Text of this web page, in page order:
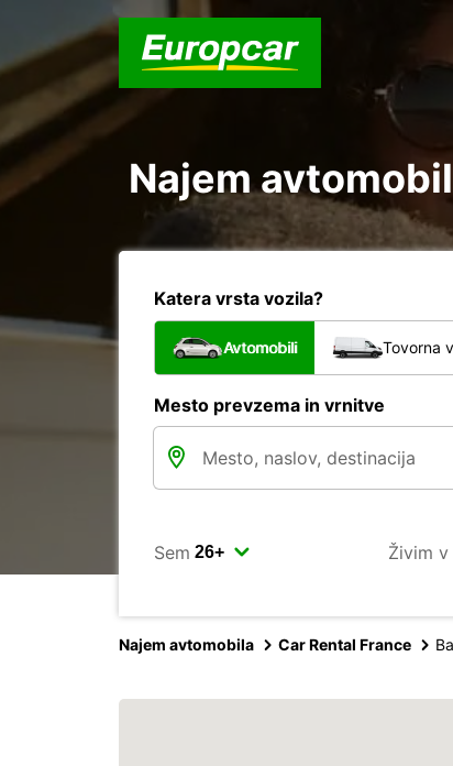
Najem
Katera vrsta vozila?
Avtomobili Tovorna
Mesto prevzema in vrnitve
Sem Živim v
Najem avtomobila Car Rental France